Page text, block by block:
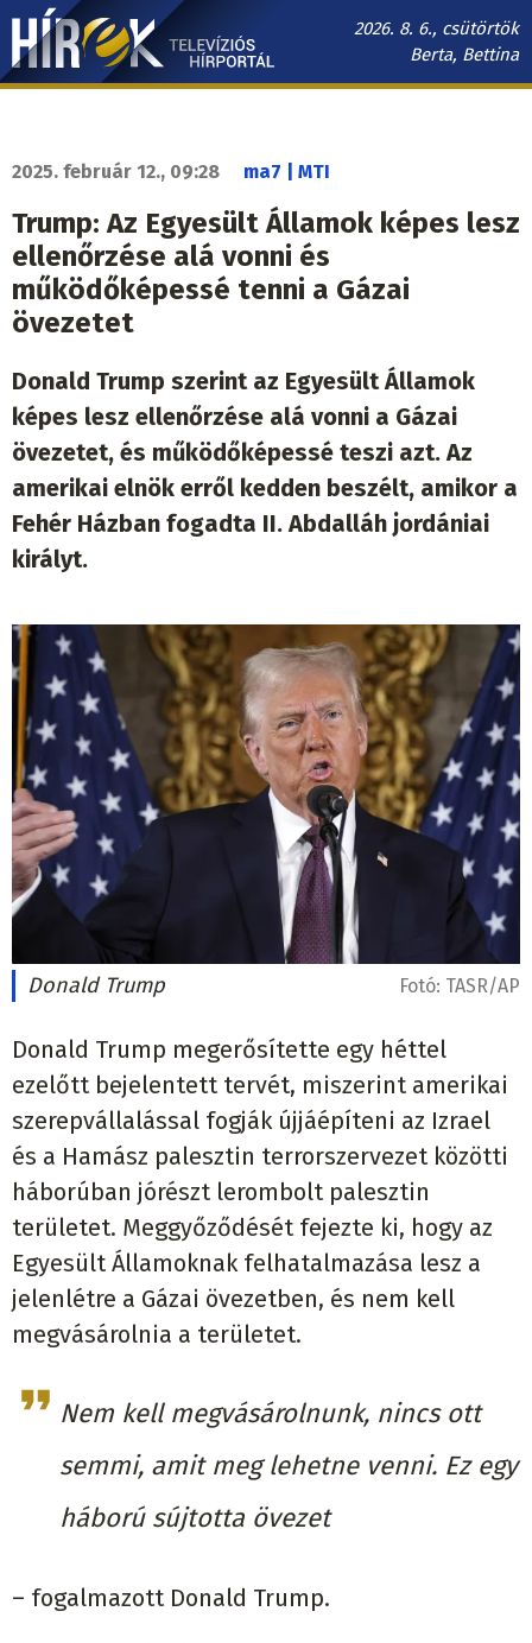
Ugrás
tartalomra
2026. 8. 6., csütörtök
Berta, Bettina
Hírek.sk
2025. február 12., 09:28 ma7 | MTI
Trump: Az Egyesült Államok képes lesz
ellenőrzése alá vonni és
működőképessé tenni a Gázai
övezetet
Donald Trump szerint az Egyesült Államok
képes lesz ellenőrzése alá vonni a Gázai
övezetet, és működőképessé teszi azt. Az
amerikai elnök erről kedden beszélt, amikor a
Fehér Házban fogadta II. Abdalláh jordániai
királyt.
Donald Trump Fotó: TASR/AP
Donald Trump megerősítette egy héttel
ezelőtt bejelentett tervét, miszerint amerikai
szerepvállalással fogják újjáépíteni az Izrael
és a Hamász palesztin terrorszervezet közötti
háborúban jórészt lerombolt palesztin
területet. Meggyőződését fejezte ki, hogy az
Egyesült Államoknak felhatalmazása lesz a
jelenlétre a Gázai övezetben, és nem kell
megvásárolnia a területet.
Nem kell megvásárolnunk, nincs ott
semmi, amit meg lehetne venni. Ez egy
háború sújtotta övezet
– fogalmazott Donald Trump.